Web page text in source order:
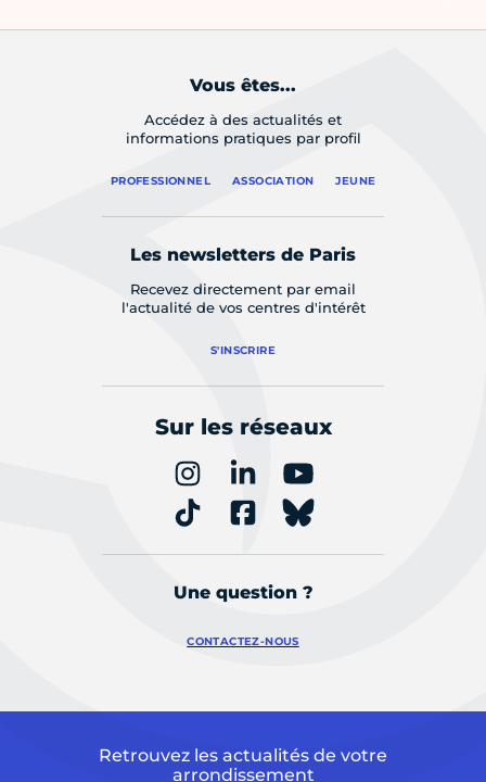
Vous êtes...
Accédez à des actualités et
informations pratiques par profil
PROFESSIONNEL ASSOCIATION JEUNE
Les newsletters de Paris
Recevez directement par email
l'actualité de vos centres d'intérêt
S'INSCRIRE
Sur les réseaux
Une question ?
CONTACTEZ-NOUS
Retrouvez les actualités de votre
arrondissement